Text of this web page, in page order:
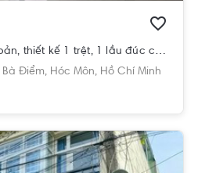
Nhà phố có nội thất cơ bản, thiết kế 1 trệt, 1 lầu đúc chắc chắn.
Bà Điểm, Hóc Môn, Hồ Chí Minh